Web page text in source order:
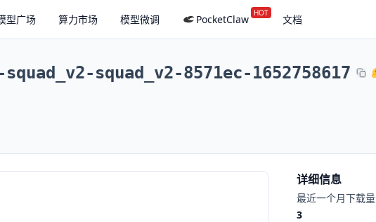
型广场 算力市场 模型微调 PocketClaw HOT 文档
squad_v2-8571ec-1652758617
详细信息
最近一个月下载量
3